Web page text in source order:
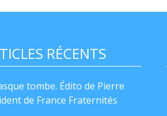
RÉCENTS
tombe. Édito de Pierre
de France Fraternités